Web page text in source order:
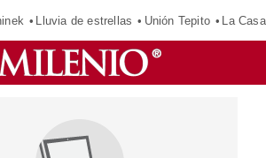
Lluvia de estrellas Unión Tepito La